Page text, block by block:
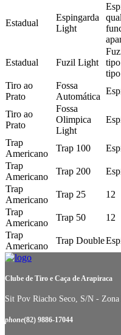
Estadual
Espingarda
Light
Estadual Fuzil Light
Tiro ao
Prato
Fossa
Automática
Tiro ao
Prato
Fossa
Olimpica
Light
Trap
Americano
Trap 100
Trap
Americano
Trap 200
Trap
Americano
Trap 25
12
Trap
Americano
Trap 50
12
Trap
Americano
Trap Double
Clube de Tiro e Caça de Arapiraca
Sit Pov Riacho Seco, S/N -
phone(82) 9886-17044